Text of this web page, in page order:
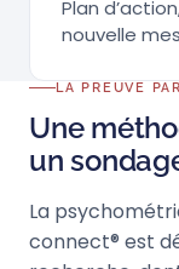
Plan
nouvelle
LA PREUVE
Une
un
La
connect® est